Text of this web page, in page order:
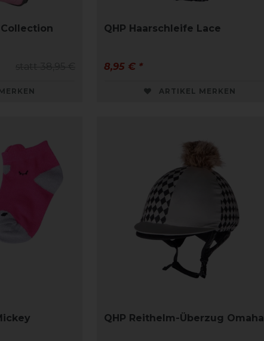
QHP Haarschleife Lace
8,95 € *
ARTIKEL MERKEN
QHP Reithelm-Überzug Omaha